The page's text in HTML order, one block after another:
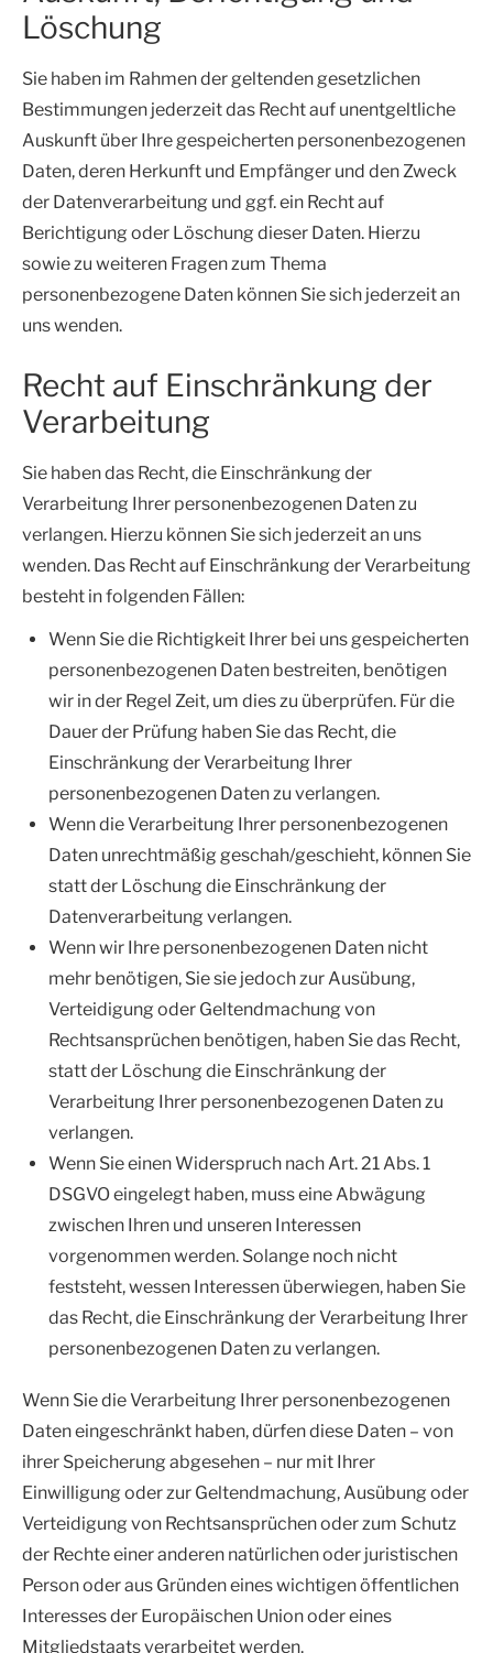
Löschung
Sie haben im Rahmen der geltenden gesetzlichen
Bestimmungen jederzeit das Recht auf unentgeltliche
Auskunft über Ihre gespeicherten personenbezogenen
Daten, deren Herkunft und Empfänger und den Zweck
der Datenverarbeitung und ggf. ein Recht auf
Berichtigung oder Löschung dieser Daten. Hierzu
sowie zu weiteren Fragen zum Thema
personenbezogene Daten können Sie sich jederzeit an
uns wenden.
Recht auf Einschränkung der
Verarbeitung
Sie haben das Recht, die Einschränkung der
Verarbeitung Ihrer personenbezogenen Daten zu
verlangen. Hierzu können Sie sich jederzeit an uns
wenden. Das Recht auf Einschränkung der Verarbeitung
besteht in folgenden Fällen:
Wenn Sie die Richtigkeit Ihrer bei uns gespeicherten
personenbezogenen Daten bestreiten, benötigen
wir in der Regel Zeit, um dies zu überprüfen. Für die
Dauer der Prüfung haben Sie das Recht, die
Einschränkung der Verarbeitung Ihrer
personenbezogenen Daten zu verlangen.
Wenn die Verarbeitung Ihrer personenbezogenen
Daten unrechtmäßig geschah/geschieht, können Sie
statt der Löschung die Einschränkung der
Datenverarbeitung verlangen.
Wenn wir Ihre personenbezogenen Daten nicht
mehr benötigen, Sie sie jedoch zur Ausübung,
Verteidigung oder Geltendmachung von
Rechtsansprüchen benötigen, haben Sie das Recht,
statt der Löschung die Einschränkung der
Verarbeitung Ihrer personenbezogenen Daten zu
verlangen.
Wenn Sie einen Widerspruch nach Art. 21 Abs. 1
DSGVO eingelegt haben, muss eine Abwägung
zwischen Ihren und unseren Interessen
vorgenommen werden. Solange noch nicht
feststeht, wessen Interessen überwiegen, haben Sie
das Recht, die Einschränkung der Verarbeitung Ihrer
personenbezogenen Daten zu verlangen.
Wenn Sie die Verarbeitung Ihrer personenbezogenen
Daten eingeschränkt haben, dürfen diese Daten – von
ihrer Speicherung abgesehen – nur mit Ihrer
Einwilligung oder zur Geltendmachung, Ausübung oder
Verteidigung von Rechtsansprüchen oder zum Schutz
der Rechte einer anderen natürlichen oder juristischen
Person oder aus Gründen eines wichtigen öffentlichen
Interesses der Europäischen Union oder eines
Mitgliedstaats verarbeitet werden.